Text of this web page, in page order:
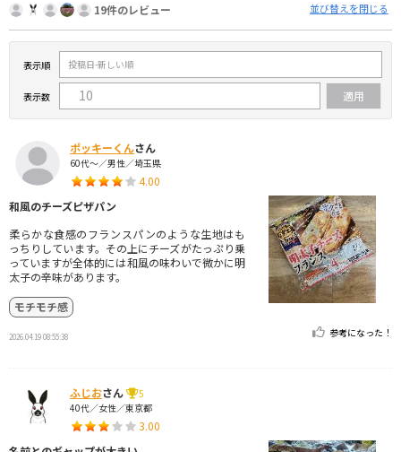
19件のレビュー 並び替えを閉じる
表示順
表示数
ポッキーくんさん
60代～／男性／埼玉県
4.00
和風のチーズピザパン
柔らかな食感のフランスパンのような生地はも
っちりしています。その上にチーズがたっぷり乗
っていますが全体的には和風の味わいで微かに明
太子の辛味があります。
モチモチ感
2026.04.19 08:55:38 参考になった！
ふじおさん
5
40代／女性／東京都
3.00